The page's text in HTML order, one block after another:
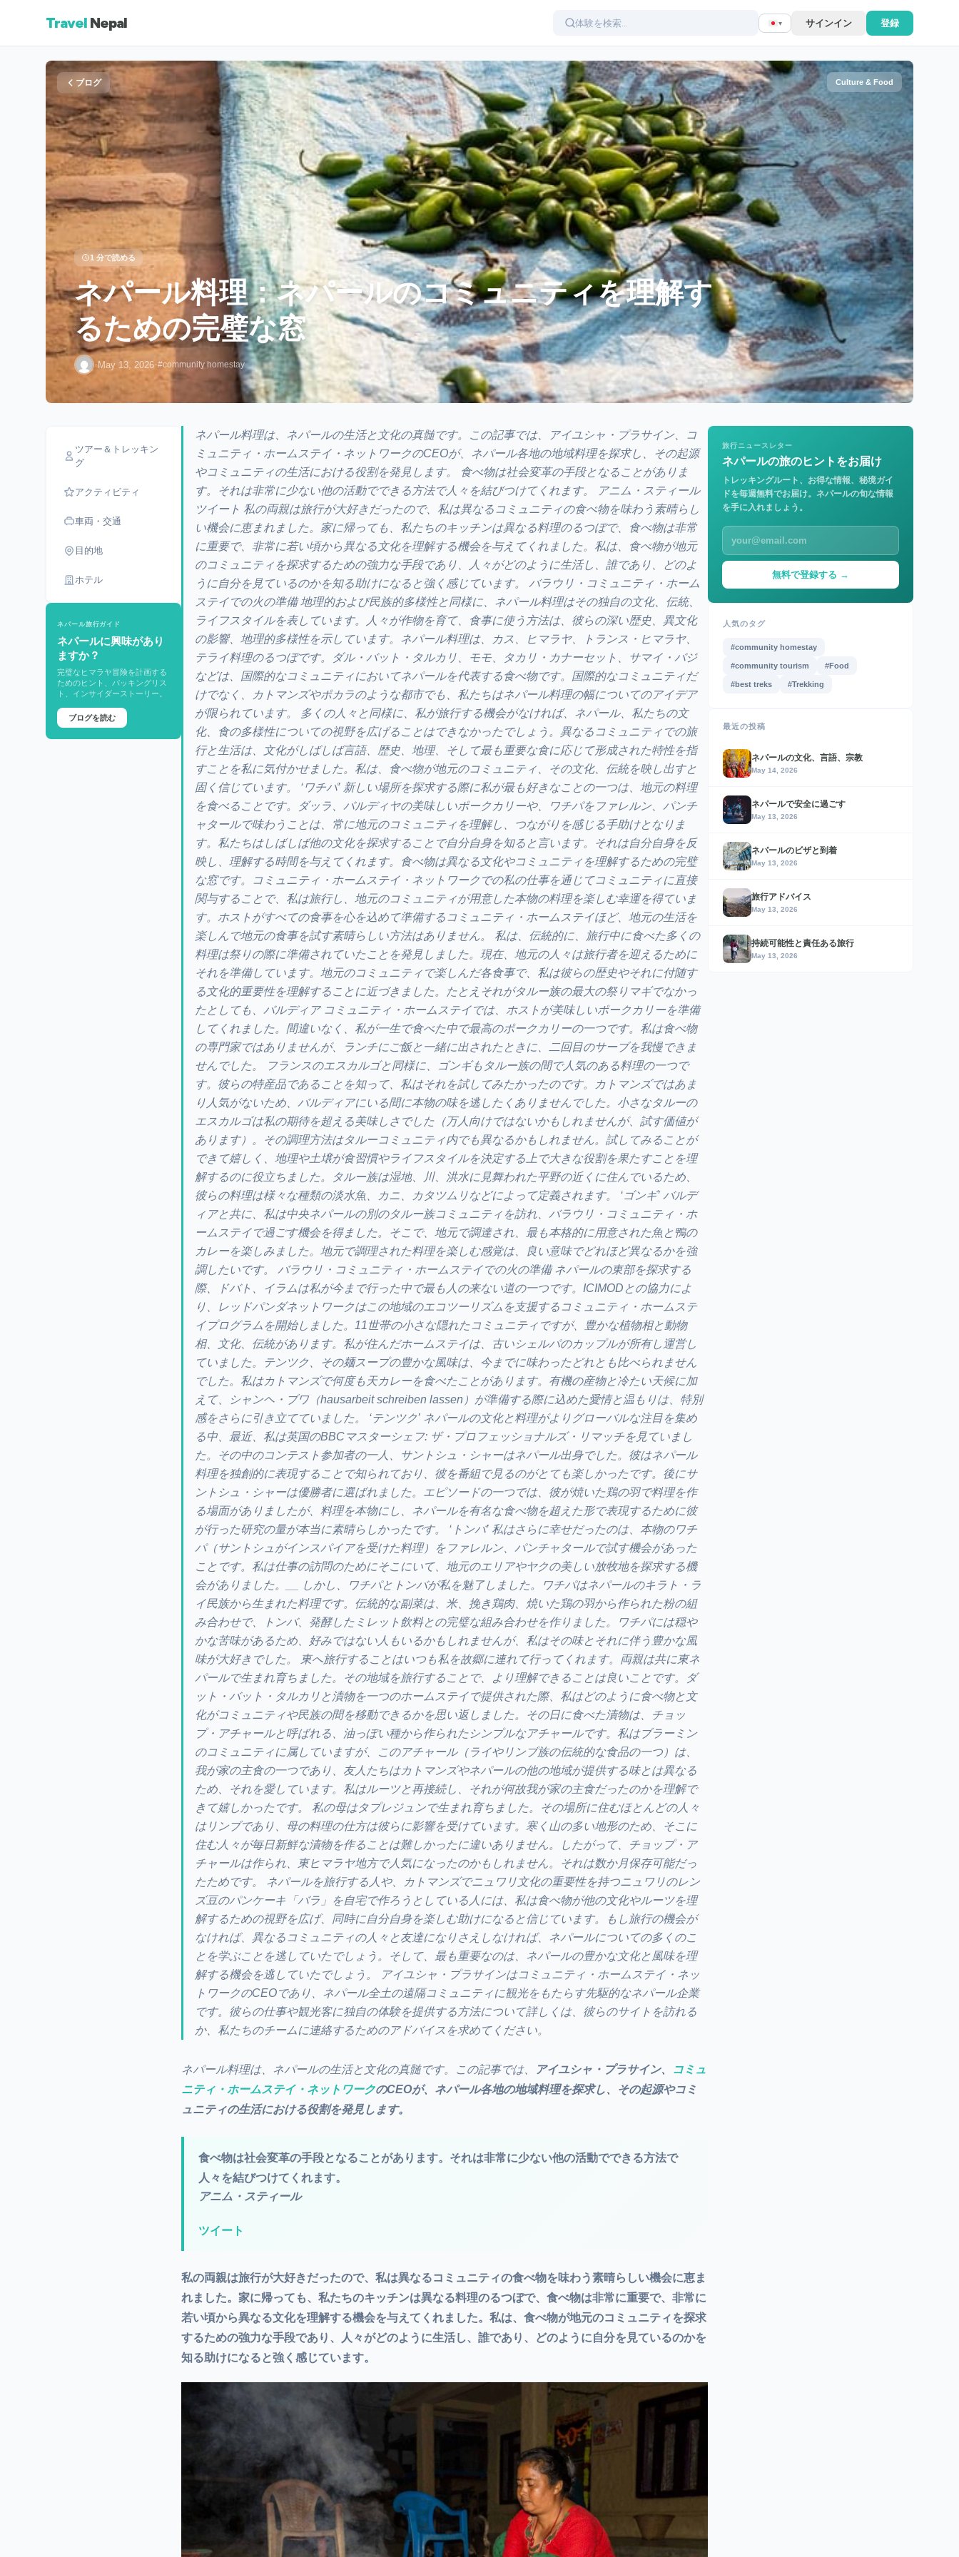
Travel Nepal ▾ サインイン 登録
ブログ Culture & Food
1 分で読める
ネパール料理：ネパールのコミュニティを理解す
るための完璧な窓
·May 13, 2026·#community homestay
ツアー＆トレッキン
グ
アクティビティ
車両・交通
目的地
ホテル
ネパール旅行ガイド
ネパールに興味があり
ますか？
完璧なヒマラヤ冒険を計画する
ためのヒント、パッキングリス
ト、インサイダーストーリー。
ブログを読む
ネパール料理は、ネパールの生活と文化の真髄です。この記事では、アイユシャ・プラサイン、コ
ミュニティ・ホームステイ・ネットワークのCEOが、ネパール各地の地域料理を探求し、その起源
やコミュニティの生活における役割を発見します。 食べ物は社会変革の手段となることがありま
す。それは非常に少ない他の活動でできる方法で人々を結びつけてくれます。 アニム・スティール
ツイート 私の両親は旅行が大好きだったので、私は異なるコミュニティの食べ物を味わう素晴らし
い機会に恵まれました。家に帰っても、私たちのキッチンは異なる料理のるつぼで、食べ物は非常
に重要で、非常に若い頃から異なる文化を理解する機会を与えてくれました。私は、食べ物が地元
のコミュニティを探求するための強力な手段であり、人々がどのように生活し、誰であり、どのよ
うに自分を見ているのかを知る助けになると強く感じています。 バラウリ・コミュニティ・ホーム
ステイでの火の準備 地理的および民族的多様性と同様に、ネパール料理はその独自の文化、伝統、
ライフスタイルを表しています。人々が作物を育て、食事に使う方法は、彼らの深い歴史、異文化
の影響、地理的多様性を示しています。ネパール料理は、カス、ヒマラヤ、トランス・ヒマラヤ、
テライ料理のるつぼです。ダル・バット・タルカリ、モモ、タカリ・カナーセット、サマイ・バジ
などは、国際的なコミュニティにおいてネパールを代表する食べ物です。国際的なコミュニティだ
けでなく、カトマンズやポカラのような都市でも、私たちはネパール料理の幅についてのアイデア
が限られています。 多くの人々と同様に、私が旅行する機会がなければ、ネパール、私たちの文
化、食の多様性についての視野を広げることはできなかったでしょう。異なるコミュニティでの旅
行と生活は、文化がしばしば言語、歴史、地理、そして最も重要な食に応じて形成された特性を指
すことを私に気付かせました。私は、食べ物が地元のコミュニティ、その文化、伝統を映し出すと
固く信じています。 ‘ワチパ’ 新しい場所を探求する際に私が最も好きなことの一つは、地元の料理
を食べることです。ダッラ、バルディヤの美味しいポークカリーや、ワチパをファレルン、パンチ
ャタールで味わうことは、常に地元のコミュニティを理解し、つながりを感じる手助けとなりま
す。私たちはしばしば他の文化を探求することで自分自身を知ると言います。それは自分自身を反
映し、理解する時間を与えてくれます。食べ物は異なる文化やコミュニティを理解するための完璧
な窓です。コミュニティ・ホームステイ・ネットワークでの私の仕事を通じてコミュニティに直接
関与することで、私は旅行し、地元のコミュニティが用意した本物の料理を楽しむ幸運を得ていま
す。ホストがすべての食事を心を込めて準備するコミュニティ・ホームステイほど、地元の生活を
楽しんで地元の食事を試す素晴らしい方法はありません。 私は、伝統的に、旅行中に食べた多くの
料理は祭りの際に準備されていたことを発見しました。現在、地元の人々は旅行者を迎えるために
それを準備しています。地元のコミュニティで楽しんだ各食事で、私は彼らの歴史やそれに付随す
る文化的重要性を理解することに近づきました。たとえそれがタルー族の最大の祭りマギでなかっ
たとしても、バルディア コミュニティ・ホームステイでは、ホストが美味しいポークカリーを準備
してくれました。間違いなく、私が一生で食べた中で最高のポークカリーの一つです。私は食べ物
の専門家ではありませんが、ランチにご飯と一緒に出されたときに、二回目のサーブを我慢できま
せんでした。 フランスのエスカルゴと同様に、ゴンギもタルー族の間で人気のある料理の一つで
す。彼らの特産品であることを知って、私はそれを試してみたかったのです。カトマンズではあま
り人気がないため、バルディアにいる間に本物の味を逃したくありませんでした。小さなタルーの
エスカルゴは私の期待を超える美味しさでした（万人向けではないかもしれませんが、試す価値が
あります）。その調理方法はタルーコミュニティ内でも異なるかもしれません。試してみることが
できて嬉しく、地理や土壌が食習慣やライフスタイルを決定する上で大きな役割を果たすことを理
解するのに役立ちました。タルー族は湿地、川、洪水に見舞われた平野の近くに住んでいるため、
彼らの料理は様々な種類の淡水魚、カニ、カタツムリなどによって定義されます。 ‘ゴンギ’ バルデ
ィアと共に、私は中央ネパールの別のタルー族コミュニティを訪れ、バラウリ・コミュニティ・ホ
ームステイで過ごす機会を得ました。そこで、地元で調達され、最も本格的に用意された魚と鴨の
カレーを楽しみました。地元で調理された料理を楽しむ感覚は、良い意味でどれほど異なるかを強
調したいです。 バラウリ・コミュニティ・ホームステイでの火の準備 ネパールの東部を探求する
際、ドバト、イラムは私が今まで行った中で最も人の来ない道の一つです。ICIMODとの協力によ
り、レッドパンダネットワークはこの地域のエコツーリズムを支援するコミュニティ・ホームステ
イプログラムを開始しました。11世帯の小さな隠れたコミュニティですが、豊かな植物相と動物
相、文化、伝統があります。私が住んだホームステイは、古いシェルパのカップルが所有し運営し
ていました。テンツク、その麺スープの豊かな風味は、今までに味わったどれとも比べられません
でした。私はカトマンズで何度も天カレーを食べたことがあります。有機の産物と冷たい天候に加
えて、シャンヘ・ブワ（hausarbeit schreiben lassen）が準備する際に込めた愛情と温もりは、特別
感をさらに引き立てていました。 ‘テンツク’ ネパールの文化と料理がよりグローバルな注目を集め
る中、最近、私は英国のBBCマスターシェフ: ザ・プロフェッショナルズ・リマッチを見ていまし
た。その中のコンテスト参加者の一人、サントシュ・シャーはネパール出身でした。彼はネパール
料理を独創的に表現することで知られており、彼を番組で見るのがとても楽しかったです。後にサ
ントシュ・シャーは優勝者に選ばれました。エピソードの一つでは、彼が焼いた鶏の羽で料理を作
る場面がありましたが、料理を本物にし、ネパールを有名な食べ物を超えた形で表現するために彼
が行った研究の量が本当に素晴らしかったです。 ‘トンバ’ 私はさらに幸せだったのは、本物のワチ
パ（サントシュがインスパイアを受けた料理）をファレルン、パンチャタールで試す機会があった
ことです。私は仕事の訪問のためにそこにいて、地元のエリアやヤクの美しい放牧地を探求する機
会がありました。__ しかし、ワチパとトンバが私を魅了しました。ワチパはネパールのキラト・ラ
イ民族から生まれた料理です。伝統的な副菜は、米、挽き鶏肉、焼いた鶏の羽から作られた粉の組
み合わせで、トンバ、発酵したミレット飲料との完璧な組み合わせを作りました。ワチパには穏や
かな苦味があるため、好みではない人もいるかもしれませんが、私はその味とそれに伴う豊かな風
味が大好きでした。 東へ旅行することはいつも私を故郷に連れて行ってくれます。両親は共に東ネ
パールで生まれ育ちました。その地域を旅行することで、より理解できることは良いことです。ダ
ット・バット・タルカリと漬物を一つのホームステイで提供された際、私はどのように食べ物と文
化がコミュニティや民族の間を移動できるかを思い返しました。その日に食べた漬物は、チョッ
プ・アチャールと呼ばれる、油っぽい種から作られたシンプルなアチャールです。私はブラーミン
のコミュニティに属していますが、このアチャール（ライやリンブ族の伝統的な食品の一つ）は、
我が家の主食の一つであり、友人たちはカトマンズやネパールの他の地域が提供する味とは異なる
ため、それを愛しています。私はルーツと再接続し、それが何故我が家の主食だったのかを理解で
きて嬉しかったです。 私の母はタプレジュンで生まれ育ちました。その場所に住むほとんどの人々
はリンブであり、母の料理の仕方は彼らに影響を受けています。寒く山の多い地形のため、そこに
住む人々が毎日新鮮な漬物を作ることは難しかったに違いありません。したがって、チョップ・ア
チャールは作られ、東ヒマラヤ地方で人気になったのかもしれません。それは数か月保存可能だっ
たためです。 ネパールを旅行する人や、カトマンズでニュワリ文化の重要性を持つニュワリのレン
ズ豆のパンケーキ「バラ」を自宅で作ろうとしている人には、私は食べ物が他の文化やルーツを理
解するための視野を広げ、同時に自分自身を楽しむ助けになると信じています。もし旅行の機会が
なければ、異なるコミュニティの人々と友達になりさえしなければ、ネパールについての多くのこ
とを学ぶことを逃していたでしょう。そして、最も重要なのは、ネパールの豊かな文化と風味を理
解する機会を逃していたでしょう。 アイユシャ・プラサインはコミュニティ・ホームステイ・ネッ
トワークのCEOであり、ネパール全土の遠隔コミュニティに観光をもたらす先駆的なネパール企業
です。彼らの仕事や観光客に独自の体験を提供する方法について詳しくは、彼らのサイトを訪れる
か、私たちのチームに連絡するためのアドバイスを求めてください。
ネパール料理は、ネパールの生活と文化の真髄です。この記事では、 アイユシャ・プラサイン、
コミュ
ニティ・ホームステイ・ネットワークのCEOが、ネパール各地の地域料理を探求し、その起源やコミ
ュニティの生活における役割を発見します。
食べ物は社会変革の手段となることがあります。それは非常に少ない他の活動でできる方法で
人々を結びつけてくれます。
アニム・スティール
ツイート
私の両親は旅行が大好きだったので、私は異なるコミュニティの食べ物を味わう素晴らしい機会に恵ま
れました。家に帰っても、私たちのキッチンは異なる料理のるつぼで、食べ物は非常に重要で、非常に
若い頃から異なる文化を理解する機会を与えてくれました。私は、食べ物が地元のコミュニティを探求
するための強力な手段であり、人々がどのように生活し、誰であり、どのように自分を見ているのかを
知る助けになると強く感じています。
旅行ニュースレター
ネパールの旅のヒントをお届け
トレッキングルート、お得な情報、秘境ガイ
ドを毎週無料でお届け。ネパールの旬な情報
を手に入れましょう。
無料で登録する →
人気のタグ
#community homestay
#community tourism #Food
#best treks #Trekking
最近の投稿
ネパールの文化、言語、宗教
May 14, 2026
ネパールで安全に過ごす
May 13, 2026
ネパールのビザと到着
May 13, 2026
旅行アドバイス
May 13, 2026
持続可能性と責任ある旅行
May 13, 2026